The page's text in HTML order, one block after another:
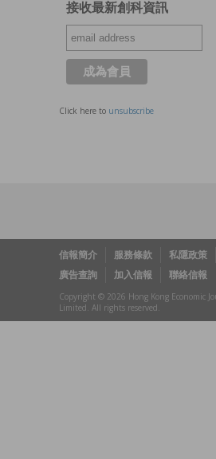
接收最新創科資訊
Click here to unsubscribe
信報簡介 服務條款 私隱政策
廣告查詢
加入信報 聯絡信報
Copyright © 2026 Hong Kong Economic
Limited. All rights reserved.